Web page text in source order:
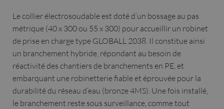
Le collier électrosoudable est doté d’un bossage au pas
métrique (40 x 300 ou 55 x 300) pour accueillir un robinet
de prise en charge type GLOBALL 2038. Il constitue ainsi
un branchement hybride, répondant au besoin de
réactivité des chantiers de branchements en PE, et
embarquant une robinetterie fiable et éprouvée pour la
durabilité du réseau d’eau (bronze 4MS). Une fois installé,
le branchement reste sous surveillance, comme tout